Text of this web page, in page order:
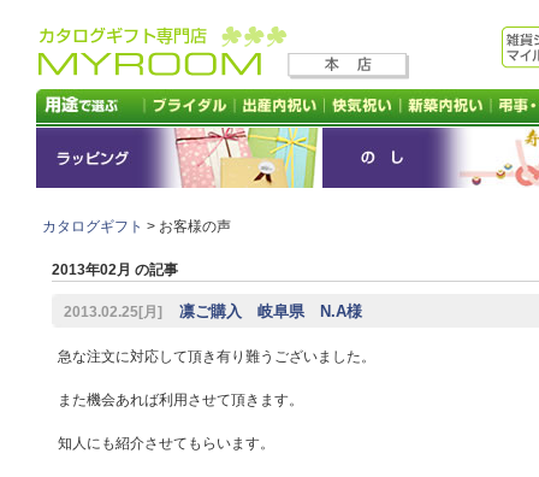
カタログギフト > お客様の声
2013年02月 の記事
2013.02.25[月] 凛ご購入 岐阜県 N.A様
急な注文に対応して頂き有り難うございました。
また機会あれば利用させて頂きます。
知人にも紹介させてもらいます。